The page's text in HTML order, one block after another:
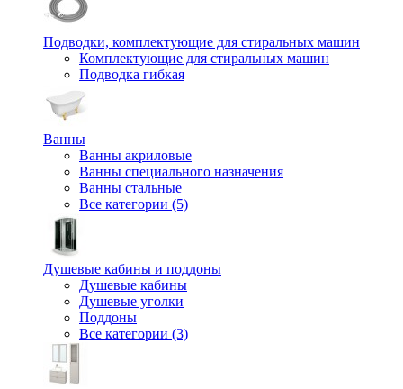
Подводки, комплектующие для стиральных машин
Комплектующие для стиральных машин
Подводка гибкая
Ванны
Ванны акриловые
Ванны специального назначения
Ванны стальные
Все категории (5)
Душевые кабины и поддоны
Душевые кабины
Душевые уголки
Поддоны
Все категории (3)